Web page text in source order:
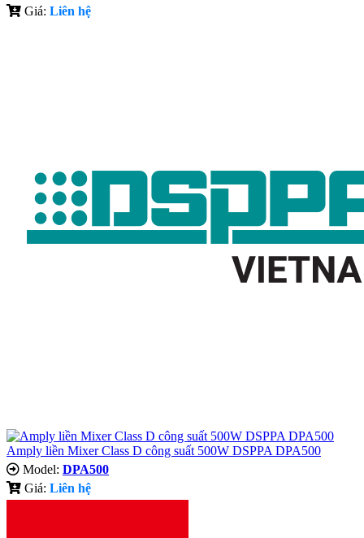
Giá: Liên hệ
Amply liền Mixer Class D công suất 500W DSPPA DPA500
Model: DPA500
Giá: Liên hệ